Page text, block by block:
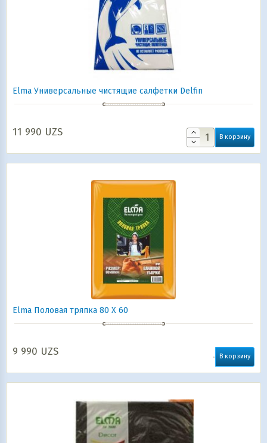
Elma Универсальные чистящие салфетки Delfin
11 990 UZS В корзину
Elma Половая тряпка 80 Х 60
9 990 UZS В корзину